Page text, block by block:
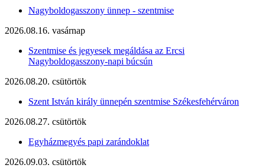
Nagyboldogasszony ünnep - szentmise
2026.08.16. vasárnap
Szentmise és jegyesek megáldása az Ercsi
Nagyboldogasszony-napi búcsún
2026.08.20. csütörtök
Szent István király ünnepén szentmise Székesfehérváron
2026.08.27. csütörtök
Egyházmegyés papi zarándoklat
2026.09.03. csütörtök